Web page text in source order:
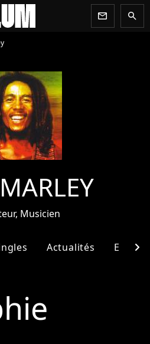
newsletter search
Musicien
Actualités chevron_right